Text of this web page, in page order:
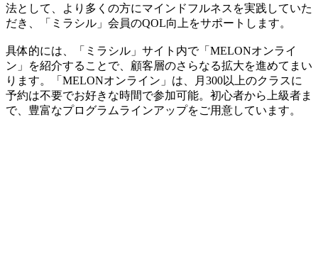
法として、より多くの方にマインドフルネスを実践していた
だき、「ミラシル」会員のQOL向上をサポートします。
具体的には、「ミラシル」サイト内で「MELONオンライ
ン」を紹介することで、顧客層のさらなる拡大を進めてまい
ります。「MELONオンライン」は、月300以上のクラスに
予約は不要でお好きな時間で参加可能。初心者から上級者ま
で、豊富なプログラムラインアップをご用意しています。